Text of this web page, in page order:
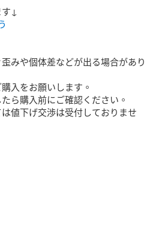
みや個体差などが出る場合があり
入をお願いします。
ら購入前にご確認ください。
値下げ交渉は受付しておりませ